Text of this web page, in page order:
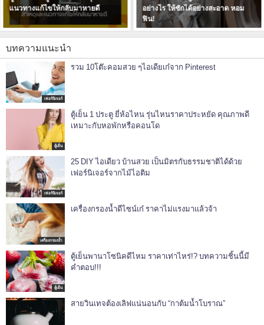
ทางแก้ไขให้กลับมาหายดี
อย่างไร ให้ซักได้อย่างสะอาด หอม
บทความแนะนำ
เฟอร์นิเจอร์
รวม 10โต๊ะคอมสวย ๆไอเดียเก๋จาก Pinterest
ตู้เย็น
ตู้เย็น 1 ประตู ยี่ห้อไหน รุ่นไหนราคาประหยัด คุณภาพดี
เหมาะกับหอพักหรือคอนโด
เฟอร์นิเจอร์
25 DIY ไอเดียว บ้านสวย เป็นมิตรกับธรรมชาติได้ด้วย
เฟอร์นิเจอร์จากไม้ไอติม
เครื่องกรองน้ำ
เครื่องกรองน้ำดีไซน์เก๋ ราคาไม่แรงมาแล้วจ้า
ตู้เย็น
ตู้เย็นพานาโซนิคดีไหม ราคาเท่าไหร่!? บทความชิ้นนี้มี
คำตอบ!!!
สายวินเทจต้องเลิฟแน่นอนกับ “กาต้มน้ำโบราณ”